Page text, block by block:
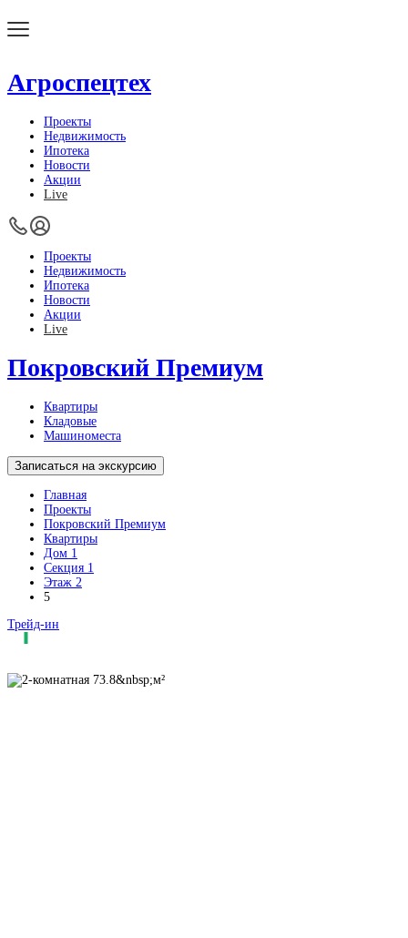
Агроспецтех
Проекты
Недвижимость
Ипотека
Новости
Акции
Live
Проекты
Недвижимость
Ипотека
Новости
Акции
Live
Покровский Премиум
Квартиры
Кладовые
Машиноместа
Записаться на экскурсию
Главная
Проекты
Покровский Премиум
Квартиры
Дом 1
Секция 1
Этаж 2
5
Трейд-ин